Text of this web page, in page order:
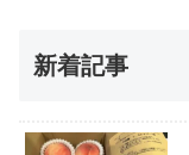
新着記事